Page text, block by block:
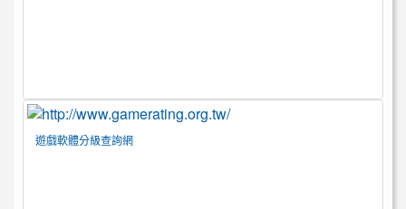
遊戲軟體分級查詢網